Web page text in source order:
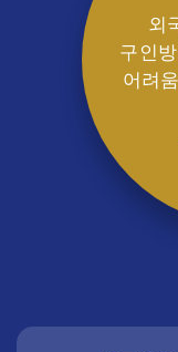
외
구인
어려